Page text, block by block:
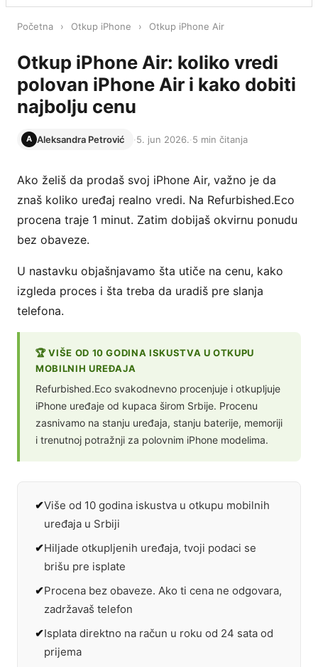
Početna › Otkup iPhone › Otkup iPhone Air
Otkup iPhone Air: koliko vredi
polovan iPhone Air i kako dobiti
najbolju cenu
A Aleksandra Petrović ·5. jun 2026.·5 min čitanja
Ako želiš da prodaš svoj iPhone Air, važno je da
znaš koliko uređaj realno vredi. Na Refurbished.Eco
procena traje 1 minut. Zatim dobijaš okvirnu ponudu
bez obaveze.
U nastavku objašnjavamo šta utiče na cenu, kako
izgleda proces i šta treba da uradiš pre slanja
telefona.
🏆 VIŠE OD 10 GODINA ISKUSTVA U OTKUPU
MOBILNIH UREĐAJA
Refurbished.Eco svakodnevno procenjuje i otkupljuje
iPhone uređaje od kupaca širom Srbije. Procenu
zasnivamo na stanju uređaja, stanju baterije, memoriji
i trenutnoj potražnji za polovnim iPhone modelima.
Više od 10 godina iskustva u otkupu mobilnih
uređaja u Srbiji
Hiljade otkupljenih uređaja, tvoji podaci se
brišu pre isplate
Procena bez obaveze. Ako ti cena ne odgovara,
zadržavaš telefon
Isplata direktno na račun u roku od 24 sata od
prijema